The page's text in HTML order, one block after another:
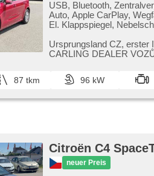
USB, Bluetooth,
Auto, Apple CarPlay,
El. Klappspiegel,
svícení,
Ausziehbare Kopflehnen,
Antriebsschlupfregelung
(ESP),
digitální přístrojový štít,
erfüllt 'EURO VI',
Ursprungsland CZ,​ erster
CARLING DEALER VOZŮ
87 tkm 96 kW
Citroën C4
neuer Preis